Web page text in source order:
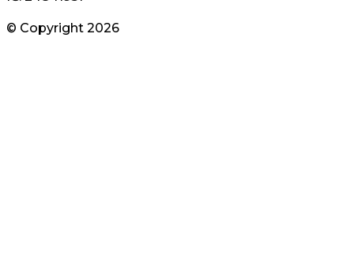
© Copyright 2026